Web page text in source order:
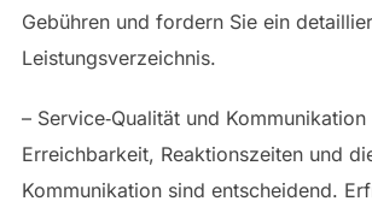
Gebühren und fordern Sie ein
Leistungsverzeichnis.
– Service‑Qualität und Kommunikation
Erreichbarkeit, Reaktionszeiten und
Kommunikation sind entscheidend.